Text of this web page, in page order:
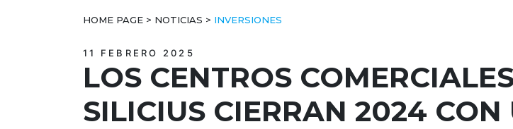
HOME PAGE > NOTICIAS > INVERSIONES
11 FEBRERO 2025
LOS CENTROS
SILICIUS CIERRAN 2024 CON